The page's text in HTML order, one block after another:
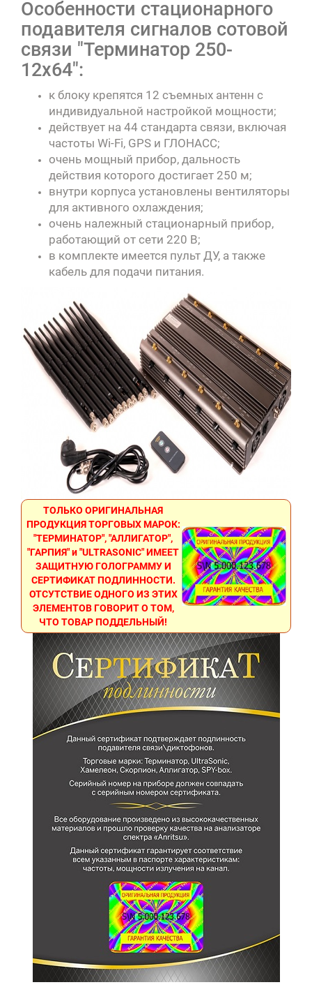
Особенности стационарного
подавителя сигналов сотовой
связи "Терминатор 250-
12х64":
к блоку крепятся 12 съемных антенн с
индивидуальной настройкой мощности;
действует на 44 стандарта связи, включая
частоты Wi-Fi, GPS и ГЛОНАСС;
очень мощный прибор, дальность
действия которого достигает 250 м;
внутри корпуса установлены вентиляторы
для активного охлаждения;
очень належный стационарный прибор,
работающий от сети 220 В;
в комплекте имеется пульт ДУ, а также
кабель для подачи питания.
ТОЛЬКО ОРИГИНАЛЬНАЯ
ПРОДУКЦИЯ ТОРГОВЫХ МАРОК:
"ТЕРМИНАТОР", "АЛЛИГАТОР",
"ГАРПИЯ" и "ULTRASONIC" ИМЕЕТ
ЗАЩИТНУЮ ГОЛОГРАММУ И
СЕРТИФИКАТ ПОДЛИННОСТИ.
ОТСУТСТВИЕ ОДНОГО ИЗ ЭТИХ
ЭЛЕМЕНТОВ ГОВОРИТ О ТОМ,
ЧТО ТОВАР ПОДДЕЛЬНЫЙ!